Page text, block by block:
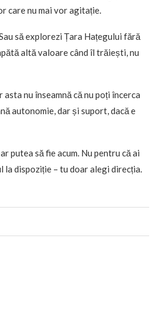
care nu mai vor agitație.
să explorezi Țara Hațegului fără
altă valoare când îl trăiești, nu
nu înseamnă că nu poți încerca
autonomie, dar și suport, dacă e
putea să fie acum. Nu pentru că ai
la dispoziție – tu doar alegi direcția.